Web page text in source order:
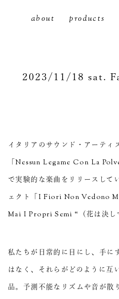
about products
2023/11/18 sat.
イタリアのサウンド・アーティ
「Nessun Legame Con La
で実験的な楽曲をリリースして
ェクト「I Fiori Non Vedono
Mai I Propri Semi “（花は決し
私たちが日常的に目にし、手に
はなく、それらがどのように互
品。予測不能なリズムや音が散